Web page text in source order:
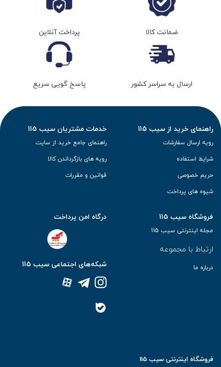
ضمانت کالا پرداخت آنلاین
ارسال به سراسر کشور پاسخ گویی سریع
راهنمای خرید از سیب 115
رویه ارسال سفارشات
شرایط استفاده
حریم خصوصی
شیوه های پرداخت
خدمات مشتریان سیب 115
راهنمای جامع خرید از سایت
رویه های بازگرداندن کالا
قوانین و مقررات
فروشگاه سیب 115
مجله اینترنتی سیب 115
ارتباط با مجموعه
درباره ما
درگاه امن پرداخت
شبکه‌های اجتماعی سیب 115
فروشگاه اینترنتی سیب 115